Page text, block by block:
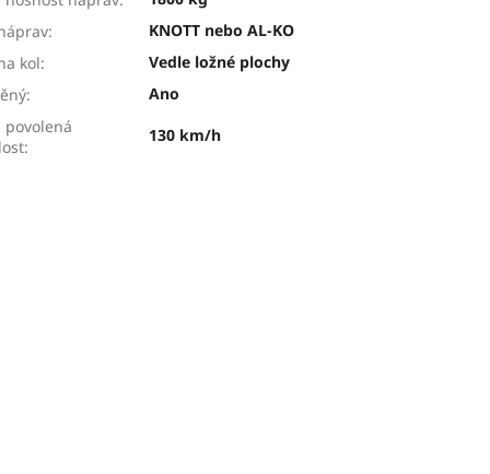
:
KNOTT nebo AL-KO
kol:
Vedle ložné plochy
:
Ano
povolená
:
130 km/h